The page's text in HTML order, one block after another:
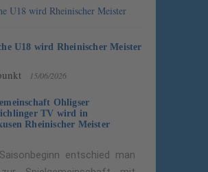
U18 wird Rheinischer Meister
U18 wird Rheinischer Meister
15/06/2026
Ohligser
TV wird in
Rheinischer Meister
entschied man